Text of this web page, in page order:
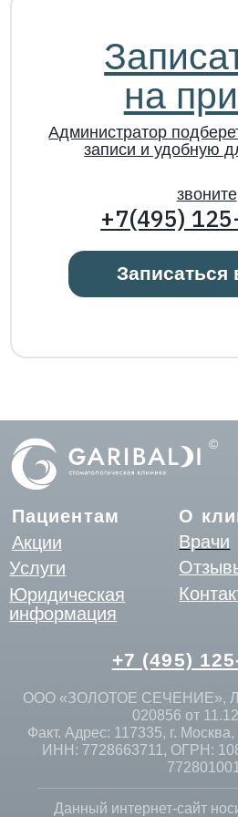
Все изображения сотрудников
требованиями ст. 152.1 ГК РФ
персональных данных".
копирование,
Данный интернет-сайт носит
информационные материалы и
сайте, не являются публичной
положениями Статьи 437
ИМЕЮТСЯ